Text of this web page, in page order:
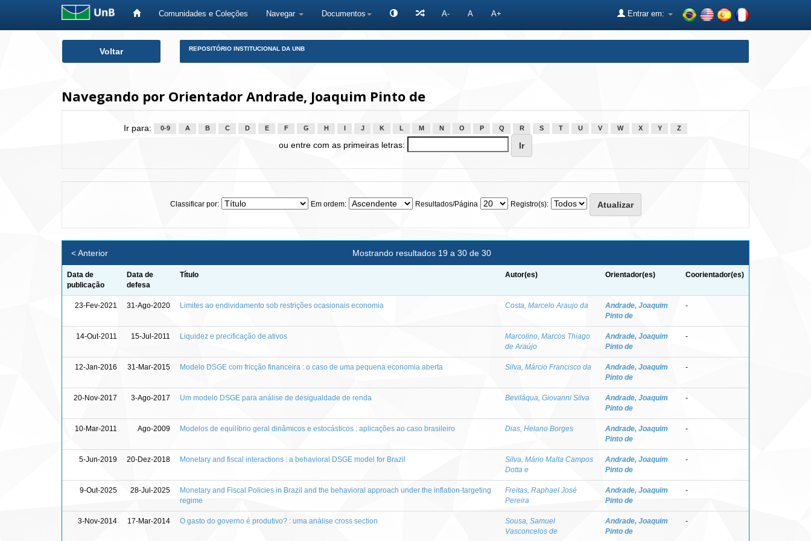
Comunidades e Coleções Navegar Documentos A- A A+ Entrar em:
Voltar REPOSITÓRIO INSTITUCIONAL DA UNB
Navegando por Orientador Andrade, Joaquim Pinto de
Ir para: 0-9 A B C D E F G H J K L M N O P Q R S T U V W X Y Z
ou entre com as primeiras letras:
Classificar por: Em ordem: Resultados/Página Registro(s):
Mostrando resultados 19 a 30 de 30
< Anterior
Data de
publicação
Data de
defesa
Título Autor(es) Orientador(es) Coorientador(es)
23-Fev-2021 31-Ago-2020 Limites ao endividamento sob restrições ocasionais economia Costa, Marcelo Araujo da
Andrade, Joaquim
Pinto de
-
14-Out-2011 15-Jul-2011 Liquidez e precificação de ativos
Marcolino, Marcos Thiago
de Araújo
Andrade, Joaquim
Pinto de
-
12-Jan-2016 31-Mar-2015 Modelo DSGE com fricção financeira : o caso de uma pequena economia aberta Silva, Márcio Francisco da
Andrade, Joaquim
Pinto de
-
20-Nov-2017 3-Ago-2017 Um modelo DSGE para análise de desigualdade de renda Beviláqua, Giovanni Silva
Andrade, Joaquim
Pinto de
-
10-Mar-2011 Ago-2009 Modelos de equilíbrio geral dinâmicos e estocásticos : aplicações ao caso brasileiro Dias, Helano Borges
Andrade, Joaquim
Pinto de
-
5-Jun-2019 20-Dez-2018 Monetary and fiscal interactions : a behavioral DSGE model for Brazil
Silva, Mário Malta Campos
Dotta e
Andrade, Joaquim
Pinto de
-
9-Out-2025 28-Jul-2025
Monetary and Fiscal Policies in Brazil and the behavioral approach under the inflation-targeting
regime
Freitas, Raphael José
Pereira
Andrade, Joaquim
Pinto de
-
3-Nov-2014 17-Mar-2014 O gasto do governo é produtivo? : uma análise cross section
Sousa, Samuel
Vasconcelos de
Andrade, Joaquim
Pinto de
-